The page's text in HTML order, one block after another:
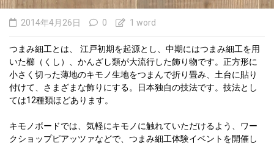
2014年4月26日 0 1 word
つまみ細工とは、 江戸初期を起源とし、中期にはつまみ細工を用
いた櫛（くし）、かんざし類が大流行した飾り物です。正方形に
小さく切った薄地のキモノ生地をつまんで折り畳み、土台に貼り
付けて、さまざまな飾りにする。日本独自の技法です。技法とし
ては12種類ほどあります。
キモノボードでは、気軽にキモノに触れていただけるよう、ワー
クショップピアッツァなどで、つまみ細工体験イベントを開催し